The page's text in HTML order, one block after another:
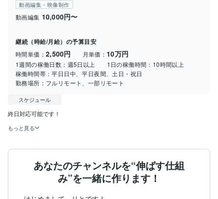
動画編集・映像制作
動画編集 10,000円〜
継続（時給/月給）の予算目安
時間単価： 2,500円 月単価： 10万円
1週間の稼働日数： 週5日以上 1日の稼働時間： 10時間以上
稼働時間帯：平日日中、平日夜間、土日・祝日
勤務場所： フルリモート、一部リモート
スケジュール
もっと見る
あなたのチャンネルを“伸ばす仕組
み”を一緒に作ります！